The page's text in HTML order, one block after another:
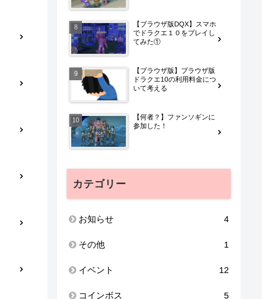
【ブラウザ版DQX】スマホ
でドラクエ１０をプレイし
てみた①
【ブラウザ版】ブラウザ版
ドラクエ10の利用料金につ
いて考える
【何者？】ファンソギンに
参加した！
カテゴリー
お知らせ 4
その他 1
イベント 12
コインボス 5